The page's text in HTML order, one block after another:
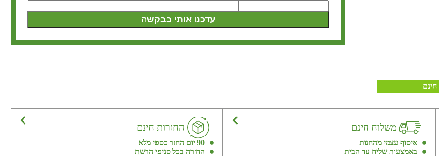
משלוח חינם
איסוף עצמי מהחנות
באמצעות שליח עד הבית
החזרות חינם
90 יום החזר כספי מלא
החזרה בכל סניפי הרשת